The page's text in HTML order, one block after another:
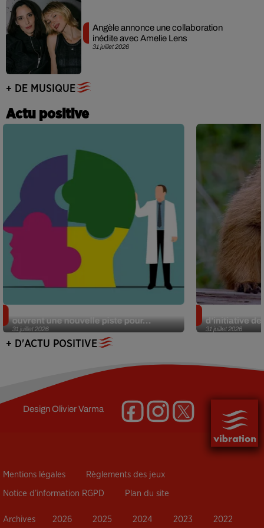
31 juillet 2026
Angèle annonce une collaboration
inédite avec Amelie Lens
+ DE MUSIQUE
Actu positive
31 juillet 2026
ouvrent une nouvelle piste pour...
31 juillet 2026
d’initiative
+ D'ACTU POSITIVE
DesignOlivier Varma
Mentions légales Règlements des jeux
Notice d’information RGPD Plan du site
Archives 2026 2025 2024 2023 2022